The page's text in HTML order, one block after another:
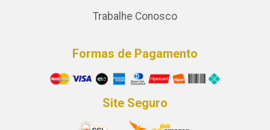
Trabalhe Conosco
Formas de Pagamento
Site Seguro